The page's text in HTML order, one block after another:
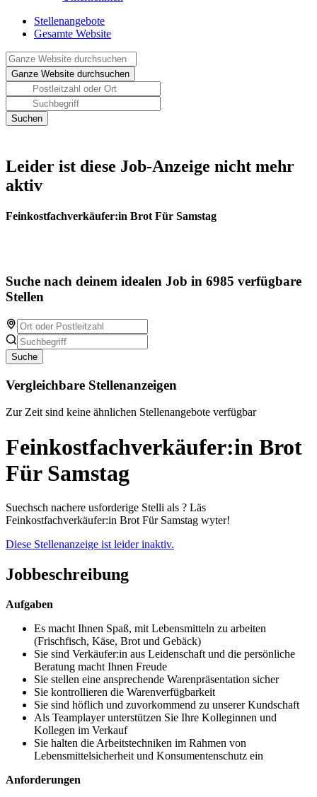
Stellenangebote
Gesamte Website
Leider ist diese Job-Anzeige nicht mehr
aktiv
Feinkostfachverkäufer:in Brot Für Samstag
Suche nach deinem idealen Job in 6985 verfügbare
Stellen
Suche
Vergleichbare Stellenanzeigen
Zur Zeit sind keine ähnlichen Stellenangebote verfügbar
Feinkostfachverkäufer:in Brot
Für Samstag
Suechsch nachere usforderige Stelli als ? Läs
Feinkostfachverkäufer:in Brot Für Samstag wyter!
Diese Stellenanzeige ist leider inaktiv.
Jobbeschreibung
Aufgaben
Es macht Ihnen Spaß, mit Lebensmitteln zu arbeiten
(Frischfisch, Käse, Brot und Gebäck)
Sie sind Verkäufer:in aus Leidenschaft und die persönliche
Beratung macht Ihnen Freude
Sie stellen eine ansprechende Warenpräsentation sicher
Sie kontrollieren die Warenverfügbarkeit
Sie sind höflich und zuvorkommend zu unserer Kundschaft
Als Teamplayer unterstützen Sie Ihre Kolleginnen und
Kollegen im Verkauf
Sie halten die Arbeitstechniken im Rahmen von
Lebensmittelsicherheit und Konsumentenschutz ein
Anforderungen